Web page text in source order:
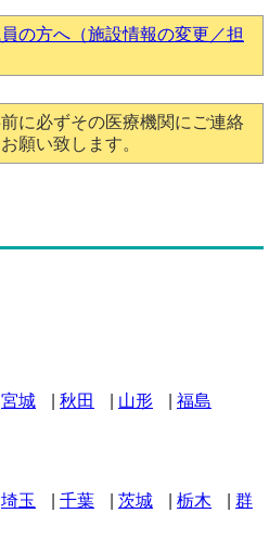
の方へ（施設情報の変更／担
に必ずその医療機関にご連絡
願い致します。
宮城 秋田 山形 福島
埼玉 千葉 茨城 栃木 群